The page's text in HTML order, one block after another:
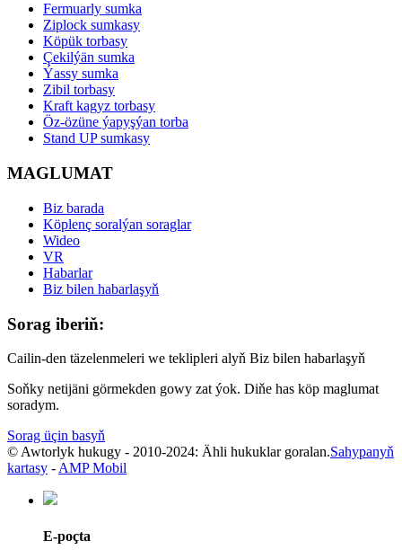
Fermuarly sumka
Ziplock sumkasy
Köpük torbasy
Çekilýän sumka
Ýassy sumka
Zibil torbasy
Kraft kagyz torbasy
Öz-özüne ýapyşýan torba
Stand UP sumkasy
MAGLUMAT
Biz barada
Köplenç soralýan soraglar
Wideo
VR
Habarlar
Biz bilen habarlaşyň
Sorag iberiň:
Cailin-den täzelenmeleri we teklipleri alyň Biz bilen habarlaşyň
Soňky netijäni görmekden gowy zat ýok. Diňe has köp maglumat
soradym.
Sorag üçin basyň
© Awtorlyk hukugy - 2010-2024: Ähli hukuklar goralan.Sahypanyň
kartasy - AMP Mobil
E-poçta